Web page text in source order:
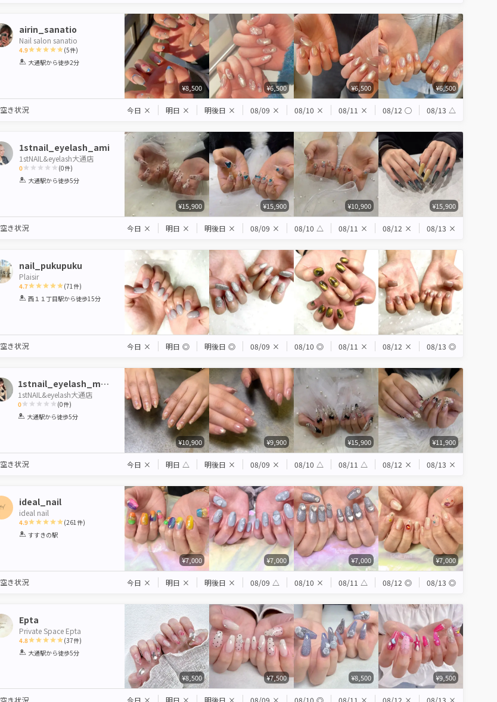
airin_sanatio
Nail salon sanatio
4.9
1 2 3 4 5
(5件)
大通駅から徒歩2分
¥8,500 ¥6,500 ¥6,500 ¥6,500
空き状況 今日 × 明日 × 明後日 × 08/09 × 08/10 × 08/11 × 08/12 ◯ 08/13 △
1stnail_eyelash_ami
1stNAIL&eyelash大通店
0
1 2 3 4 5
(0件)
大通駅から徒歩5分
¥15,900 ¥15,900 ¥10,900 ¥15,900
空き状況 今日 × 明日 × 明後日 × 08/09 × 08/10 △ 08/11 × 08/12 × 08/13 ×
nail_pukupuku
Plaisir
4.7
1 2 3 4 5
(71 件)
西１１丁目駅から徒歩15分
空き状況 今日 × 明日 ◎ 明後日 ◎ 08/09 × 08/10 ◎ 08/11 × 08/12 × 08/13 ◎
1stnail_eyelash_manaka
1stNAIL&eyelash大通店
0
1 2 3 4 5
(0件)
大通駅から徒歩5分
¥10,900 ¥9,900 ¥15,900 ¥11,900
空き状況 今日 × 明日 △ 明後日 × 08/09 × 08/10 △ 08/11 △ 08/12 × 08/13 ×
ideal_nail
ideal nail
4.9
1 2 3 4 5
(261 件)
すすきの駅
¥7,000 ¥7,000 ¥7,000 ¥7,000
空き状況 今日 × 明日 × 明後日 × 08/09 △ 08/10 × 08/11 △ 08/12 ◎ 08/13 ◎
Epta
Private Space Epta
4.8
1 2 3 4 5
(37件)
大通駅から徒歩5分
¥8,500 ¥7,500 ¥8,500 ¥9,500
空き状況